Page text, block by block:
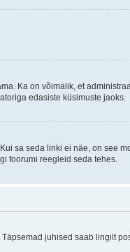
Ka on võimalik, et
edasiste küsimuste jaoks.
sa seda linki ei näe, on see
foorumi reegleid seda tehes.
juhised saab lingilt